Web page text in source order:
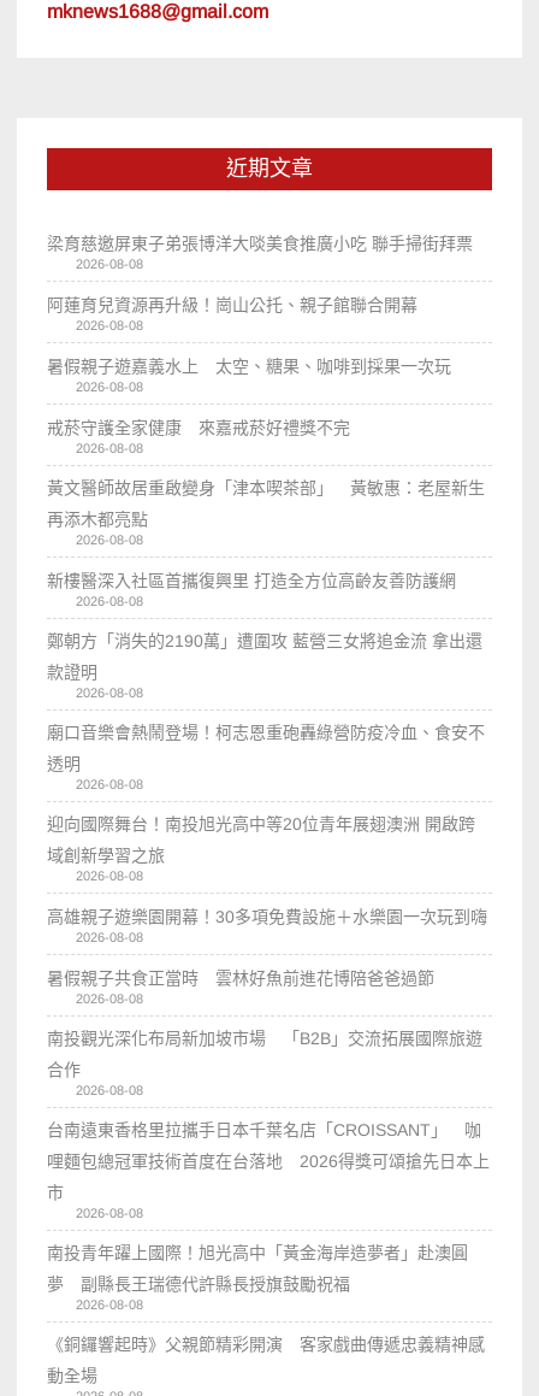
mknews1688@gmail.com
近期文章
梁育慈邀屏東子弟張博洋大啖美食推廣小吃 聯手掃街拜票
2026-08-08
阿蓮育兒資源再升級！崗山公托、親子館聯合開幕
2026-08-08
暑假親子遊嘉義水上 太空、糖果、咖啡到採果一次玩
2026-08-08
戒菸守護全家健康 來嘉戒菸好禮獎不完
2026-08-08
黃文醫師故居重啟變身「津本喫茶部」 黃敏惠：老屋新生
再添木都亮點
2026-08-08
新樓醫深入社區首攜復興里 打造全方位高齡友善防護網
2026-08-08
鄭朝方「消失的2190萬」遭圍攻 藍營三女將追金流 拿出還
款證明
2026-08-08
廟口音樂會熱鬧登場！柯志恩重砲轟綠營防疫冷血、食安不
透明
2026-08-08
迎向國際舞台！南投旭光高中等20位青年展翅澳洲 開啟跨
域創新學習之旅
2026-08-08
高雄親子遊樂園開幕！30多項免費設施＋水樂園一次玩到嗨
2026-08-08
暑假親子共食正當時 雲林好魚前進花博陪爸爸過節
2026-08-08
南投觀光深化布局新加坡市場 「B2B」交流拓展國際旅遊
合作
2026-08-08
台南遠東香格里拉攜手日本千葉名店「CROISSANT」 咖
哩麵包總冠軍技術首度在台落地 2026得獎可頌搶先日本上
市
2026-08-08
南投青年躍上國際！旭光高中「黃金海岸造夢者」赴澳圓
夢 副縣長王瑞德代許縣長授旗鼓勵祝福
2026-08-08
《銅鑼響起時》父親節精彩開演 客家戲曲傳遞忠義精神感
動全場